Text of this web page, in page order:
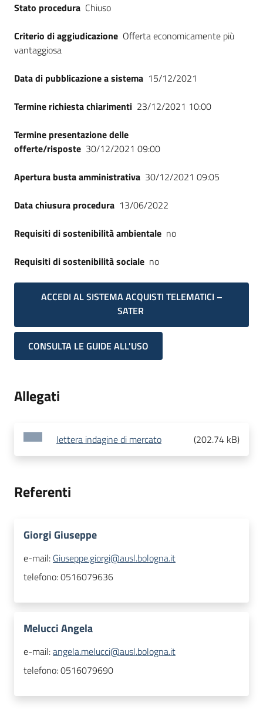
Stato procedura Chiuso
Criterio di aggiudicazione Offerta economicamente più
vantaggiosa
Data di pubblicazione a sistema 15/12/2021
Termine richiesta chiarimenti 23/12/2021 10:00
Termine presentazione delle
offerte/risposte 30/12/2021 09:00
Apertura busta amministrativa 30/12/2021 09:05
Data chiusura procedura 13/06/2022
Requisiti di sostenibilità ambientale no
Requisiti di sostenibilità sociale no
ACCEDI AL SISTEMA ACQUISTI TELEMATICI –
SATER
CONSULTA LE GUIDE ALL'USO
Allegati
lettera indagine di mercato (202.74 kB)
Referenti
Giorgi Giuseppe
e-mail: Giuseppe.giorgi@ausl.bologna.it
telefono:0516079636
Melucci Angela
e-mail:angela.melucci@ausl.bologna.it
telefono:0516079690